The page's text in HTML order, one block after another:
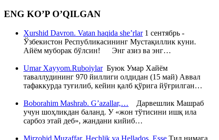
ENG KO’P O’QILGAN
Xurshid Davron. Vatan haqida she’rlar1 сентябрь -
Ўзбекистон Республикасининг Мустақиллик куни.
Айём муборак бўлсин! Энг азиз ва энг…
Umar Xayyom.RuboiylarБуюк Умар Хайём
таваллудининг 970 йиллиги олдидан (15 май) Аввал
тафаккурда туғилиб, кейин қалб қўрига йўғрилган…
Boborahim Mashrab. G’azallar,… Дарвешлик Машраб
учун шоҳликдан баланд. У «жон тўтисини ишқ ила
сарбоз этай деб», жандани кийиб…
Mirzohid Muzaffar. Hechlik va Hellados. Esse Тил нимага